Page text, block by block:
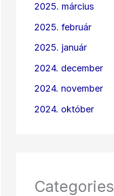
2025. március
2025. február
2025. január
2024. december
2024. november
2024. október
Categories